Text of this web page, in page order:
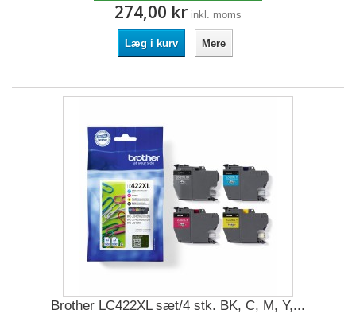
274,00 kr inkl. moms
Læg i kurv Mere
Brother LC422XL sæt/4 stk. BK, C, M, Y,...